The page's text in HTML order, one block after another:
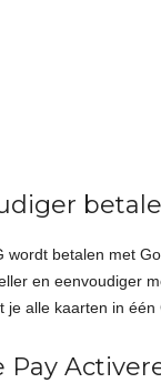
wordt betalen met
en eenvoudiger
je alle kaarten in één
Pay